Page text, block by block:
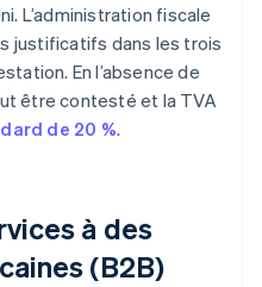
L’administration fiscale
justificatifs dans les trois
En l’absence de
être contesté et la TVA
de 20 %.
à des
(B2B)